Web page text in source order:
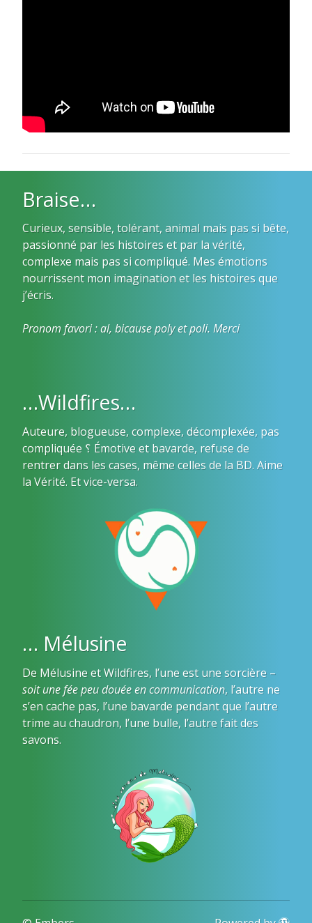
Braise…
Curieux, sensible, tolérant, animal mais pas si bête,
passionné par les histoires et par la vérité,
complexe mais pas si compliqué. Mes émotions
nourrissent mon imagination et les histoires que
j’écris.
Pronom favori : al, bicause poly et poli. Merci
…Wildfires…
Auteure, blogueuse, complexe, décomplexée, pas
compliquée ؟ Émotive et bavarde, refuse de
rentrer dans les cases, même celles de la BD. Aime
la Vérité. Et vice-versa.
… Mélusine
De Mélusine et Wildfires, l’une est une sorcière –
soit une fée peu douée en communication, l’autre ne
s’en cache pas, l’une bavarde pendant que l’autre
trime au chaudron, l’une bulle, l’autre fait des
savons.